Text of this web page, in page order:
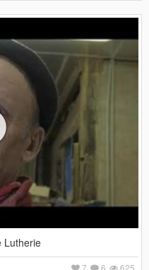
Lutherie
625
6
7